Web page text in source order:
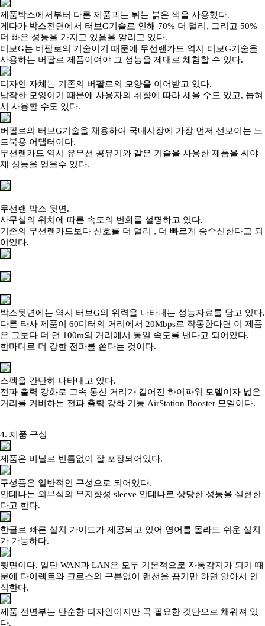
제품박스에서부터 다른 제품과는 튀는 붉은 색을 사용했다.
게다가 박스전면에서 터보G기술로 인해 70% 더 멀리, 그리고 50%
더 빠은 성능을 가지고 있음을 알리고 있다.
터보G는 버팔로의 기술이기 때문에 무선랜카드 역시 터보G기술을
사용하는 버팔로 제품이여야 그 성능을 제대로 체험할 수 있다.
디자인 자체는 기존의 버팔로의 모양을 이어받고 있다.
납작한 모양이기 때문에 사용자의 취향에 따라 세울 수도 있고, 눕혀
서 사용할 수도 있다.
버팔로의 터보G기술을 채용하여 국내시장에 가장 먼저 선보이는 노
트북용 어댑터이다.
무선랜카드 역시 유무선 공유기와 같은 기술을 사용한 제품을 써야
제 성능을 얻을수 있다.
무선랜 박스 뒷면.
사무실의 위치에 따른 속도의 변화를 설명하고 있다.
기존의 무선랜카드보다 신호를 더 멀리 , 더 빠르게 송수신한다고 되
어있다.
박스뒷면에는 역시 터보G의 위력을 나타내는 성능자료를 담고 있다.
다른 타사 제품이 60미터의 거리에서 20Mbps로 작동한다면 이 제품
은 그보다 더 먼 100m의 거리에서 동일 속도를 낸다고 되어있다.
한마디로 더 강한 전파를 쏜다는 것이다.
스펙을 간단히 나타내고 있다.
전파 출력 강화로 고속 통신 거리가 길어진 하이파워 모델이자 넓은
거리를 커버하는 전파 출력 강화 기능 AirStation Booster 모델이다.
4. 제품 구성
제품은 비닐로 빈틈없이 잘 포장되어있다.
구성품은 일반적인 구성으로 되어있다.
안테나는 외부식의 무지향성 sleeve 안테나로 상당한 성능을 실현한
다고 한다.
한글로 빠른 설치 가이드가 제공되고 있어 영어를 몰라도 쉬운 설치
가 가능하다.
뒷면이다. 일단 WAN과 LAN은 모두 기본적으로 자동감지가 되기 때
문에 다이렉트와 크로스의 구분없이 랜선을 꼽기만 하면 알아서 인
식한다.
제품 전면부는 단순한 디자인이지만 꼭 필요한 것만으로 채워져 있
다.